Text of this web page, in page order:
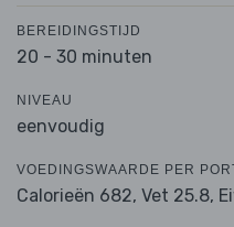
BEREIDINGSTIJD
20 - 30 minuten
NIVEAU
eenvoudig
VOEDINGSWAARDE PER
Calorieën 682, Vet 25.8,